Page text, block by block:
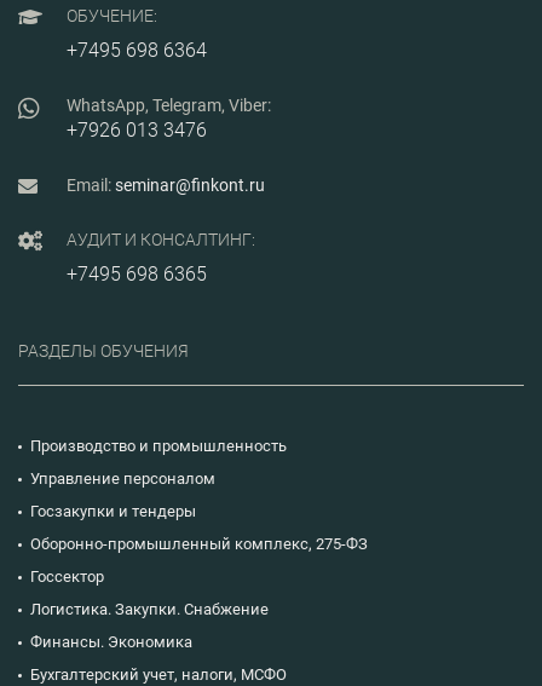
ОБУЧЕНИЕ:
+7495 698 6364
WhatsApp, Telegram, Viber:
+7926 013 3476
Email:seminar@finkont.ru
АУДИТ И КОНСАЛТИНГ:
+7495 698 6365
РАЗДЕЛЫ ОБУЧЕНИЯ
Производство и промышленность
Управление персоналом
Госзакупки и тендеры
Оборонно-промышленный комплекс, 275-ФЗ
Госсектор
Логистика. Закупки. Снабжение
Финансы. Экономика
Бухгалтерский учет, налоги, МСФО